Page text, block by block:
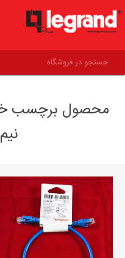
علاقه مندی ها(0)
محصول برچسب